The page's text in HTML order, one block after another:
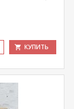
КУПИТЬ